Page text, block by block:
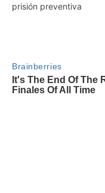
prisión preventiva